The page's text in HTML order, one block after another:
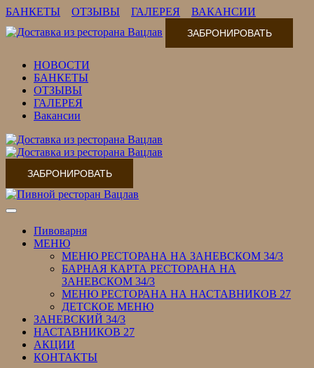
БАНКЕТЫ ОТЗЫВЫ ГАЛЕРЕЯ ВАКАНСИИ
ЗАБРОНИРОВАТЬ
НОВОСТИ
БАНКЕТЫ
ОТЗЫВЫ
ГАЛЕРЕЯ
Вакансии
ЗАБРОНИРОВАТЬ
Переключить
навигациюПивоварня
МЕНЮ
МЕНЮ РЕСТОРАНА НА ЗАНЕВСКОМ 34/3
БАРНАЯ КАРТА РЕСТОРАНА НА
ЗАНЕВСКОМ 34/3
МЕНЮ РЕСТОРАНА НА НАСТАВНИКОВ 27
ДЕТСКОЕ МЕНЮ
ЗАНЕВСКИЙ 34/3
НАСТАВНИКОВ 27
АКЦИИ
КОНТАКТЫ